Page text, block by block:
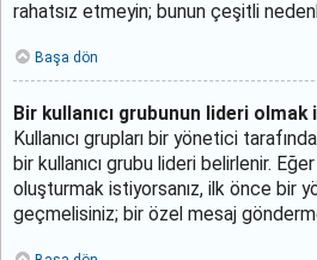
rahatsız etmeyin; bunun çeşitli
Başa dön
Bir kullanıcı grubunun lideri
Kullanıcı grupları bir yönetici
bir kullanıcı grubu lideri belirlenir.
oluşturmak istiyorsanız, ilk önce bir
geçmelisiniz; bir özel mesaj